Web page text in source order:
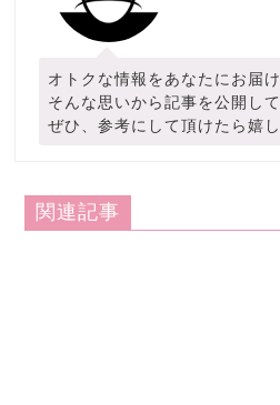
オトクな情報をあなたにお届け
そんな思いから記事を公開して
ぜひ、参考にして頂けたら嬉
関連記事